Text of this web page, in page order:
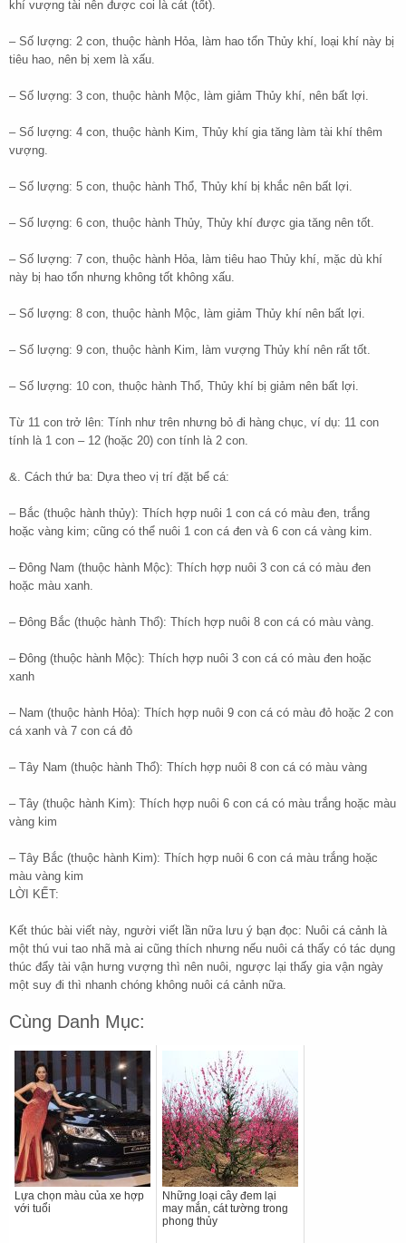
khí vượng tài nên được coi là cát (tốt).
– Số lượng: 2 con, thuộc hành Hỏa, làm hao tổn Thủy khí, loại khí này bị
tiêu hao, nên bị xem là xấu.
– Số lượng: 3 con, thuộc hành Mộc, làm giảm Thủy khí, nên bất lợi.
– Số lượng: 4 con, thuộc hành Kim, Thủy khí gia tăng làm tài khí thêm
vượng.
– Số lượng: 5 con, thuộc hành Thổ, Thủy khí bị khắc nên bất lợi.
– Số lượng: 6 con, thuộc hành Thủy, Thủy khí được gia tăng nên tốt.
– Số lượng: 7 con, thuộc hành Hỏa, làm tiêu hao Thủy khí, mặc dù khí
này bị hao tổn nhưng không tốt không xấu.
– Số lượng: 8 con, thuộc hành Mộc, làm giảm Thủy khí nên bất lợi.
– Số lượng: 9 con, thuộc hành Kim, làm vượng Thủy khí nên rất tốt.
– Số lượng: 10 con, thuộc hành Thổ, Thủy khí bị giảm nên bất lợi.
Từ 11 con trở lên: Tính như trên nhưng bỏ đi hàng chục, ví dụ: 11 con
tính là 1 con – 12 (hoặc 20) con tính là 2 con.
&. Cách thứ ba: Dựa theo vị trí đặt bể cá:
– Bắc (thuộc hành thủy): Thích hợp nuôi 1 con cá có màu đen, trắng
hoặc vàng kim; cũng có thể nuôi 1 con cá đen và 6 con cá vàng kim.
– Đông Nam (thuộc hành Mộc): Thích hợp nuôi 3 con cá có màu đen
hoặc màu xanh.
– Đông Bắc (thuộc hành Thổ): Thích hợp nuôi 8 con cá có màu vàng.
– Đông (thuộc hành Mộc): Thích hợp nuôi 3 con cá có màu đen hoặc
xanh
– Nam (thuộc hành Hỏa): Thích hợp nuôi 9 con cá có màu đỏ hoặc 2 con
cá xanh và 7 con cá đỏ
– Tây Nam (thuộc hành Thổ): Thích hợp nuôi 8 con cá có màu vàng
– Tây (thuộc hành Kim): Thích hợp nuôi 6 con cá có màu trắng hoặc màu
vàng kim
– Tây Bắc (thuộc hành Kim): Thích hợp nuôi 6 con cá màu trắng hoặc
màu vàng kim
LỜI KẾT:
Kết thúc bài viết này, người viết lần nữa lưu ý bạn đọc: Nuôi cá cảnh là
một thú vui tao nhã mà ai cũng thích nhưng nếu nuôi cá thấy có tác dụng
thúc đẩy tài vận hưng vượng thì nên nuôi, ngược lại thấy gia vận ngày
một suy đi thì nhanh chóng không nuôi cá cảnh nữa.
Cùng Danh Mục:
Lựa chọn màu của xe hợp
với tuổi
Những loại cây đem lại
may mắn, cát tường trong
phong thủy